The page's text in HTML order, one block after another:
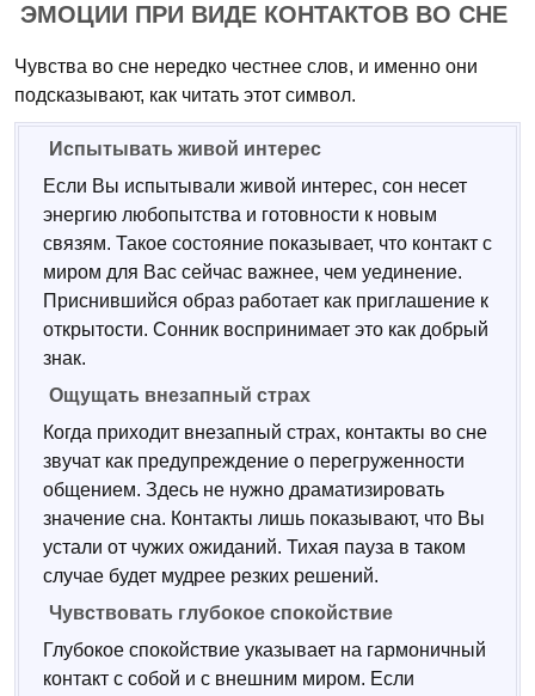
ЭМОЦИИ ПРИ ВИДЕ КОНТАКТОВ ВО СНЕ
Чувства во сне нередко честнее слов, и именно они
подсказывают, как читать этот символ.
Испытывать живой интерес
Если Вы испытывали живой интерес, сон несет
энергию любопытства и готовности к новым
связям. Такое состояние показывает, что контакт с
миром для Вас сейчас важнее, чем уединение.
Приснившийся образ работает как приглашение к
открытости. Сонник воспринимает это как добрый
знак.
Ощущать внезапный страх
Когда приходит внезапный страх, контакты во сне
звучат как предупреждение о перегруженности
общением. Здесь не нужно драматизировать
значение сна. Контакты лишь показывают, что Вы
устали от чужих ожиданий. Тихая пауза в таком
случае будет мудрее резких решений.
Чувствовать глубокое спокойствие
Глубокое спокойствие указывает на гармоничный
контакт с собой и с внешним миром. Если